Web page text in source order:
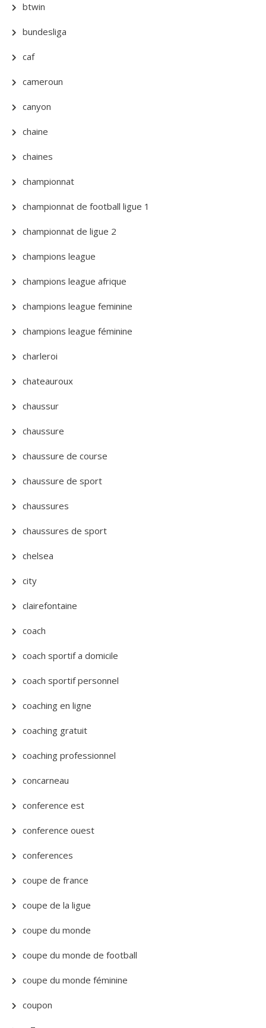
btwin
bundesliga
caf
cameroun
canyon
chaine
chaines
championnat
championnat de football ligue 1
championnat de ligue 2
champions league
champions league afrique
champions league feminine
champions league féminine
charleroi
chateauroux
chaussur
chaussure
chaussure de course
chaussure de sport
chaussures
chaussures de sport
chelsea
city
clairefontaine
coach
coach sportif a domicile
coach sportif personnel
coaching en ligne
coaching gratuit
coaching professionnel
concarneau
conference est
conference ouest
conferences
coupe de france
coupe de la ligue
coupe du monde
coupe du monde de football
coupe du monde féminine
coupon